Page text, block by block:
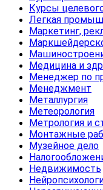
Курсы
Легкая
Маркетинг,
Медицина и
Менеджер по
Менеджмент
Металлургия
Метеорология
Метрология и
Монтажные
Музейное дело
Недвижимость